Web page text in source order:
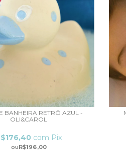
BANHEIRA RETRÔ AZUL -
OLI&CAROL
R$196,00
com Pix